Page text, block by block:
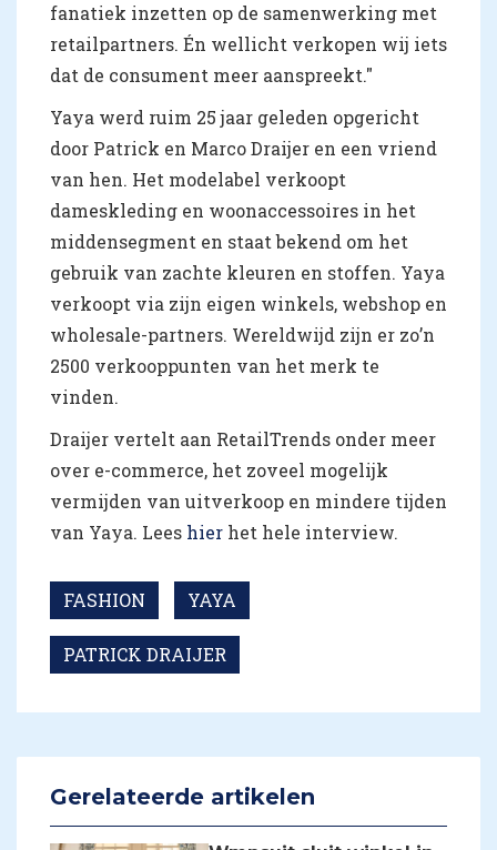
fanatiek inzetten op de samenwerking met
retailpartners. Én wellicht verkopen wij iets
dat de consument meer aanspreekt."
Yaya werd ruim 25 jaar geleden opgericht
door Patrick en Marco Draijer en een vriend
van hen. Het modelabel verkoopt
dameskleding en woonaccessoires in het
middensegment en staat bekend om het
gebruik van zachte kleuren en stoffen. Yaya
verkoopt via zijn eigen winkels, webshop en
wholesale-partners. Wereldwijd zijn er zo’n
2500 verkooppunten van het merk te
vinden.
Draijer vertelt aan RetailTrends onder meer
over e-commerce, het zoveel mogelijk
vermijden van uitverkoop en mindere tijden
van Yaya. Lees hier het hele interview.
FASHION YAYA
PATRICK DRAIJER
Gerelateerde artikelen